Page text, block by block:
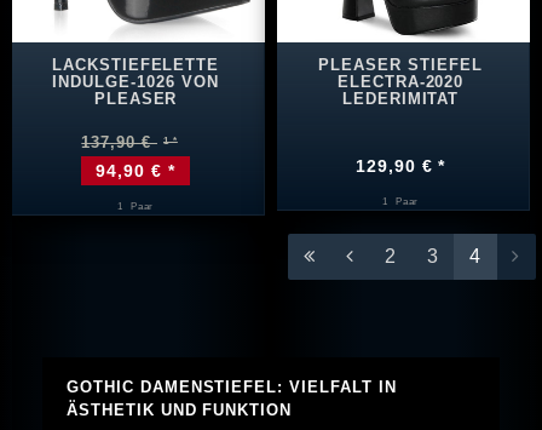
LACKSTIEFELETTE
INDULGE-1026 VON
PLEASER
137,90 €
94,90 € *
1 Paar
PLEASER STIEFEL
ELECTRA-2020
LEDERIMITAT
129,90 € *
1 Paar
2 3 4
GOTHIC DAMENSTIEFEL: VIELFALT IN
ÄSTHETIK UND FUNKTION